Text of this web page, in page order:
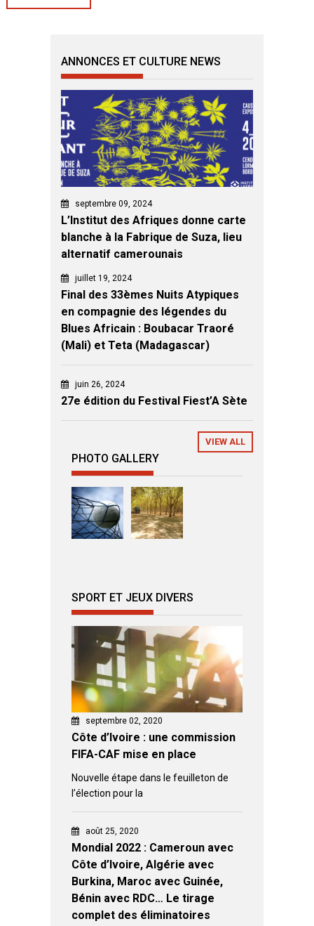
ANNONCES ET CULTURE NEWS
septembre 09, 2024
L’Institut des Afriques donne carte
blanche à la Fabrique de Suza, lieu
alternatif camerounais
juillet 19, 2024
Final des 33èmes Nuits Atypiques
en compagnie des légendes du
Blues Africain : Boubacar Traoré
(Mali) et Teta (Madagascar)
juin 26, 2024
27e édition du Festival Fiest’A Sète
VIEW ALL
PHOTO GALLERY
SPORT ET JEUX DIVERS
septembre 02, 2020
Côte d’Ivoire : une commission
FIFA-CAF mise en place
Nouvelle étape dans le feuilleton de
l’élection pour la
août 25, 2020
Mondial 2022 : Cameroun avec
Côte d’Ivoire, Algérie avec
Burkina, Maroc avec Guinée,
Bénin avec RDC… Le tirage
complet des éliminatoires